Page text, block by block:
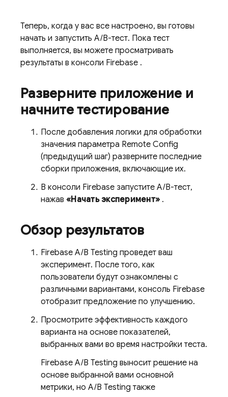
Теперь, когда у вас все настроено, вы готовы
начать и запустить A/B-тест. Пока тест
выполняется, вы можете просматривать
результаты в консоли Firebase .
Разверните приложение и
начните тестирование
После добавления логики для обработки
значения параметра Remote Config
(предыдущий шаг) разверните последние
сборки приложения, включающие их.
В консоли Firebase запустите A/B-тест,
нажав «Начать эксперимент» .
Обзор результатов
Firebase A/B Testing проведет ваш
эксперимент. После того, как
пользователи будут ознакомлены с
различными вариантами, консоль Firebase
отобразит предложение по улучшению.
Просмотрите эффективность каждого
варианта на основе показателей,
выбранных вами во время настройки теста.
Firebase A/B Testing выносит решение на
основе выбранной вами основной
метрики, но A/B Testing также